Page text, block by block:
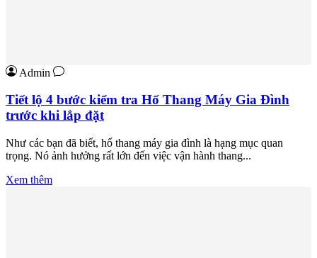
Admin
Tiết lộ 4 bước kiểm tra Hố Thang Máy Gia Đình
trước khi lắp đặt
Như các bạn đã biết, hố thang máy gia đình là hạng mục quan
trọng. Nó ảnh hưởng rất lớn đến việc vận hành thang...
Xem thêm